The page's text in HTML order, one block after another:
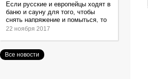
Если русские и европейцы ходят в
баню и сауну для того, чтобы
снять напряжение и помыться, то
жители Японии идут туда за
22 ноября 2017
Все новости